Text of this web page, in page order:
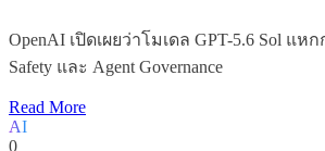
OpenAI เปิดเผยว่าโมเดล GPT-5.6 Sol แ
Safety และ Agent Governance
Read More
AI
0